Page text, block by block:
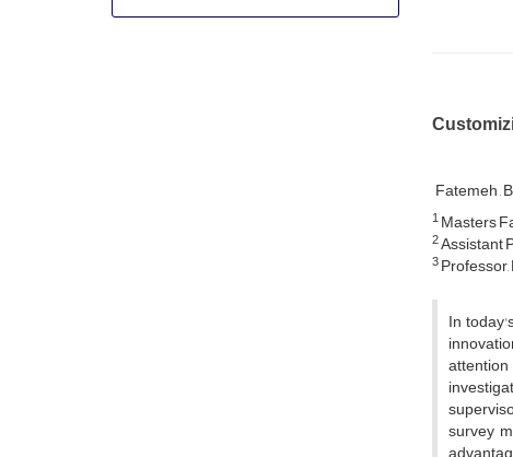
Fatemeh ,
1Masters
2Assistant
3Professor,
In
survey